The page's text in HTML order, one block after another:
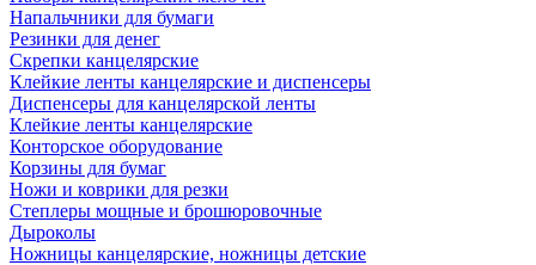
Напальчники для бумаги
Резинки для денег
Скрепки канцелярские
Клейкие ленты канцелярские и диспенсеры
Диспенсеры для канцелярской ленты
Клейкие ленты канцелярские
Конторское оборудование
Корзины для бумаг
Ножи и коврики для резки
Степлеры мощные и брошюровочные
Дыроколы
Ножницы канцелярские, ножницы детские